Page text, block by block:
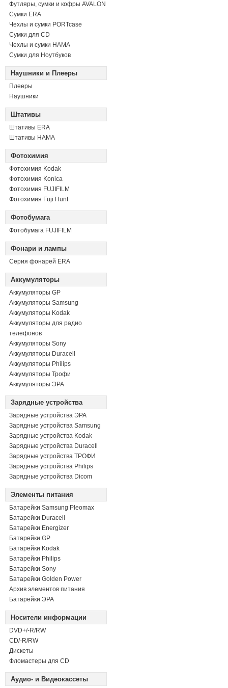
Футляры, сумки и кофры AVALON
Сумки ERA
Чехлы и сумки PORTcase
Сумки для CD
Чехлы и сумки HAMA
Сумки для Ноутбуков
Наушники и Плееры
Плееры
Наушники
Штативы
Штативы ERA
Штативы HAMA
Фотохимия
Фотохимия Kodak
Фотохимия Konica
Фотохимия FUJIFILM
Фотохимия Fuji Hunt
Фотобумага
Фотобумага FUJIFILM
Фонари и лампы
Серия фонарей ERA
Аккумуляторы
Аккумуляторы GP
Аккумуляторы Samsung
Аккумуляторы Kodak
Аккумуляторы для радио
телефонов
Аккумуляторы Sony
Аккумуляторы Duracell
Аккумуляторы Philips
Аккумуляторы Трофи
Аккумуляторы ЭРА
Зарядные устройства
Зарядные устройства ЭРА
Зарядные устройства Samsung
Зарядные устройства Kodak
Зарядные устройства Duracell
Зарядные устройства ТРОФИ
Зарядные устройства Philips
Зарядные устройства Dicom
Элементы питания
Батарейки Samsung Pleomax
Батарейки Duracell
Батарейки Energizer
Батарейки GP
Батарейки Kodak
Батарейки Philips
Батарейки Sony
Батарейки Golden Power
Архив элементов питания
Батарейки ЭРА
Носители информации
DVD+/-R/RW
СD/-R/RW
Дискеты
Фломастеры для CD
Аудио- и Видеокассеты